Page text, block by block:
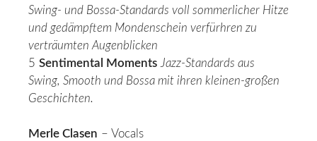
Swing- und Bossa-Standards voll sommerlicher Hitze
und gedämpftem Mondenschein verfürhren zu
verträumten Augenblicken
5 Sentimental Moments Jazz-Standards aus
Swing, Smooth und Bossa mit ihren kleinen-großen
Geschichten.
Merle Clasen – Vocals